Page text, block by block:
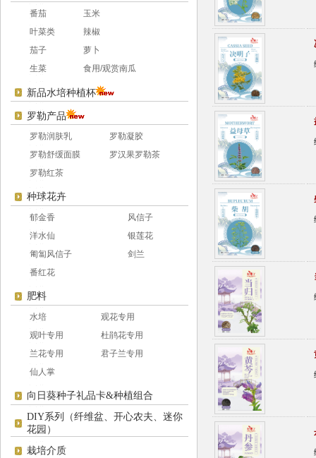
番茄
玉米
叶菜类
辣椒
茄子
萝卜
生菜
食用/观赏南瓜
新品水培种植杯
罗勒产品
罗勒润肤乳
罗勒凝胶
罗勒舒缓面膜
罗汉果罗勒茶
罗勒红茶
种球花卉
郁金香
风信子
洋水仙
银莲花
匍匐风信子
剑兰
番红花
肥料
水培
观花专用
观叶专用
杜鹃花专用
兰花专用
君子兰专用
仙人掌
向日葵种子礼品卡&种植组合
DIY系列（纤维盆、开心农夫、迷你
花园）
栽培介质